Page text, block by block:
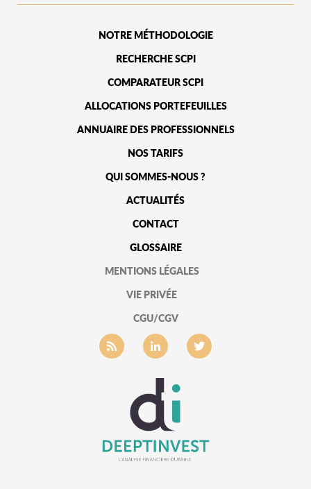
NOTRE MÉTHODOLOGIE
RECHERCHE SCPI
COMPARATEUR SCPI
ALLOCATIONS PORTEFEUILLES
ANNUAIRE DES PROFESSIONNELS
NOS TARIFS
QUI SOMMES-NOUS ?
ACTUALITÉS
CONTACT
GLOSSAIRE
MENTIONS LÉGALES
VIE PRIVÉE
CGU/CGV